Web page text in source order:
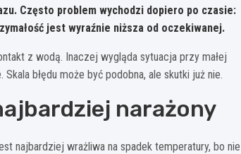
Często problem wychodzi dopiero po czasie:
jest wyraźnie niższa od oczekiwanej.
z wodą. Inaczej wygląda sytuacja przy małej
błędu może być podobna, ale skutki już nie.
narażony
najbardziej wrażliwa na spadek temperatury, bo nie